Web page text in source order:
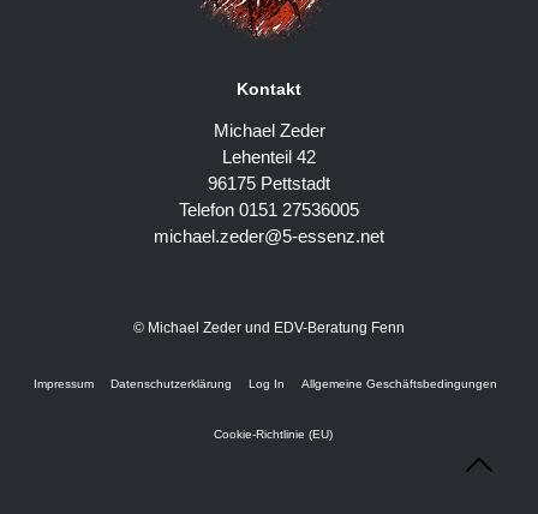
Kontakt
Michael Zeder
Lehenteil 42
96175 Pettstadt
Telefon 0151 27536005
michael.zeder@5-essenz.net
© Michael Zeder und EDV-Beratung Fenn
Impressum Datenschutzerklärung Log In Allgemeine Geschäftsbedingungen
Cookie-Richtlinie (EU)